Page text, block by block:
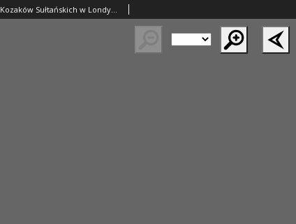
Akta Agencji Dywizji Kozaków Sułtańskich w Londynie z dnia 12.01.1856 r.